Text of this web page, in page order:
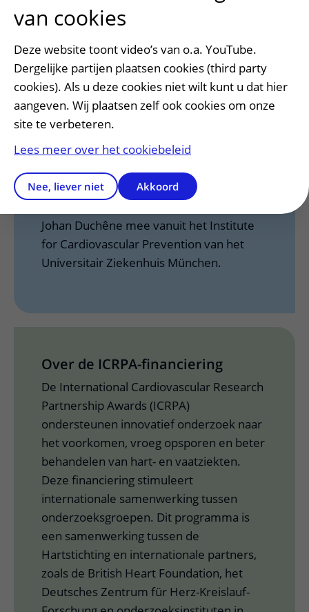
Samenwerking met
internationale partners
Voor dit onderzoek werkt het UMC
Utrecht samen met internationale
partners. De hoofdaanvrager van dit
onderzoek is
dr. Yacine Boulaftali van Université Paris
Cité en Université Sorbonne Paris Nord.
Johan Duchêne mee vanuit het Institute
for Cardiovascular Prevention van het
Universitair Ziekenhuis München.
Over de ICRPA-financiering
De International Cardiovascular Research
Partnership Awards (ICRPA)
ondersteunen innovatief onderzoek naar
het voorkomen, vroeg opsporen en beter
behandelen van hart- en vaatziekten.
Deze financiering stimuleert
internationale samenwerking tussen
onderzoeksgroepen. Dit programma is
een samenwerking tussen de
Hartstichting en internationale partners,
zoals de British Heart Foundation, het
Deutsches Zentrum für Herz-Kreislauf-
van cookies
Deze website toont video’s van o.a. YouTube.
Dergelijke partijen plaatsen cookies (third party
cookies). Als u deze cookies niet wilt kunt u dat hier
aangeven. Wij plaatsen zelf ook cookies om onze
site te verbeteren.
Lees meer over het cookiebeleid
Nee, liever niet Akkoord